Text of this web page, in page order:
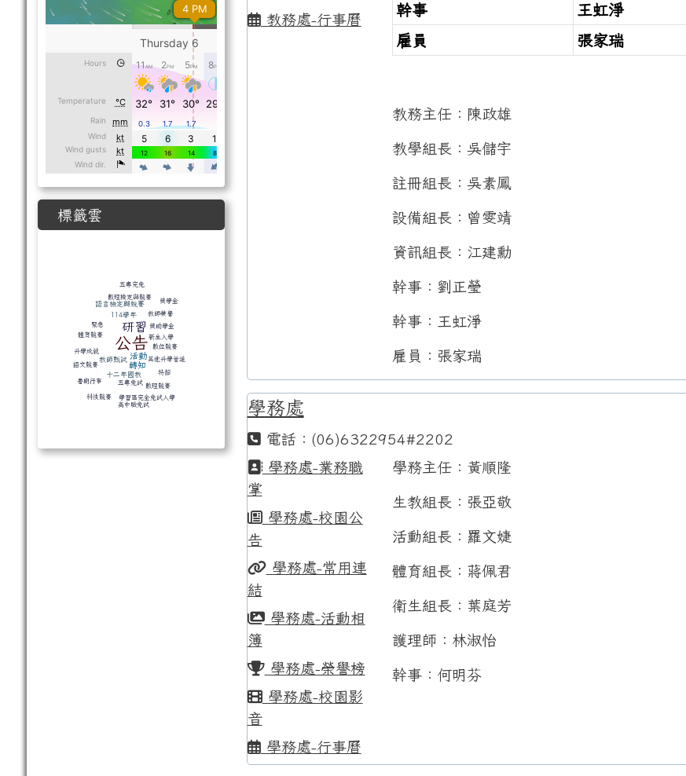
標籤雲
語言檢定與競賽
數理檢定與競賽
五專完免
緊急
114學年 教師榮譽
獎學金
體育競賽 公告
研習
新生入學
獎助學金
語文競賽
升學成就
教師甄試
轉知
活動其他升學管道
數位競賽
暑期行事
十二年國教
科技競賽
五專免試
高中職免試
學習區完全免試入學
數理競賽
特招
教務處-行事曆
幹事
王虹淨
雇員
張家瑞
教務主任：陳政雄
教學組長：吳儲宇
註冊組長：吳素鳳
設備組長：曾雯靖
資訊組長：江建勳
幹事：劉正瑩
幹事：王虹淨
雇員：張家瑞
學務處
電話：(06)6322954#2202
學務處-業務職
掌
學務處-校園公
告
學務處-常用連
結
學務處-活動相
簿
學務處-榮譽榜
學務處-校園影
音
學務處-行事曆
學務主任：黃順隆
生教組長：張亞敬
活動組長：羅文婕
體育組長：蔣佩君
衛生組長：葉庭芳
護理師：林淑怡
幹事：何明芬